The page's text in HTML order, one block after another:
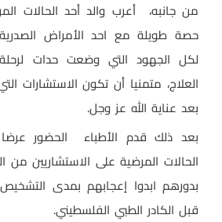
من جانبه،أعرب والد أحد الحالات
حصة طويلة مع احد الأمراض
لكل الجهود التي وضعت حدات
العلاج، متمنيا أن تكون الاستشارات
بعد عناية الله عز وجل.
بعد ذلك قدم الأطباء الحضور
الحالات المرضية على الاستشاريين من
بدورهم ابدوا إعجابهم بمدى
قبل الكادر الطبي الفلسطيني.